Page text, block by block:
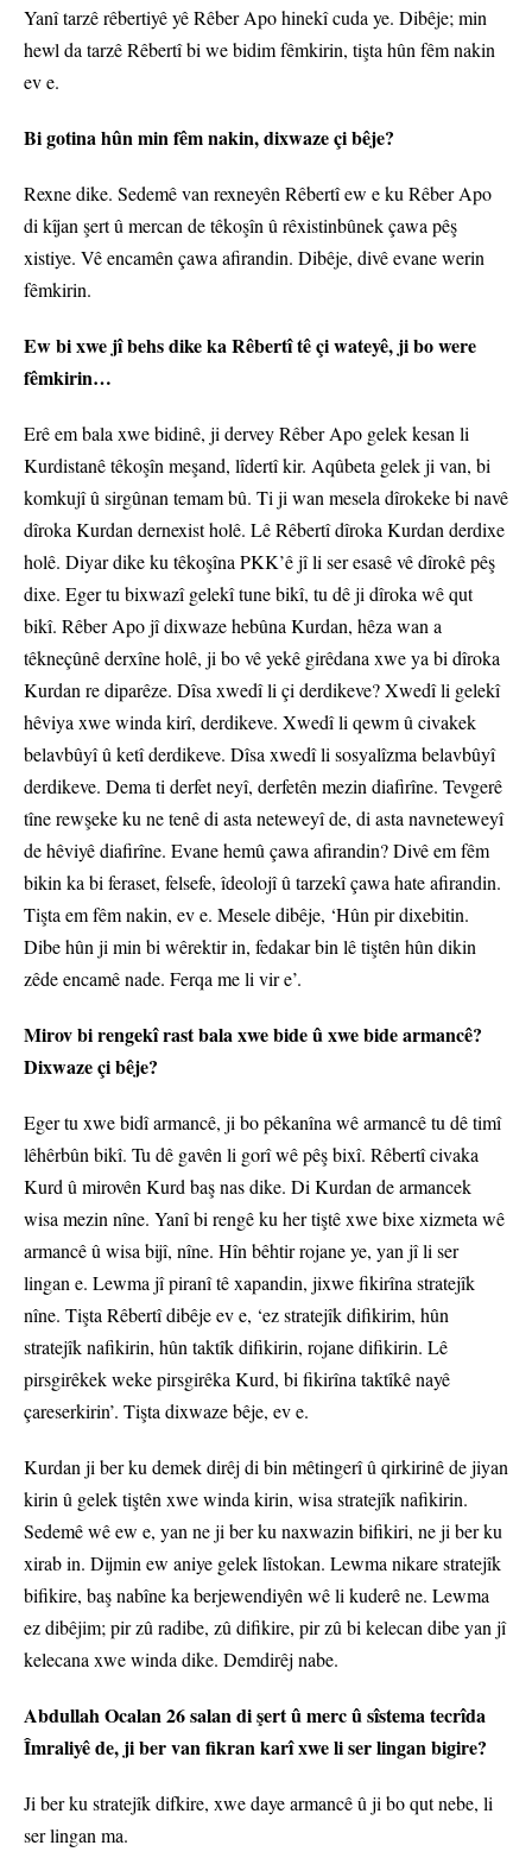
Yanî tarzê rêbertiyê yê Rêber Apo hinekî cuda ye. Dibêje; min
hewl da tarzê Rêbertî bi we bidim fêmkirin, tişta hûn fêm nakin
ev e.
Bi gotina hûn min fêm nakin, dixwaze çi bêje?
Rexne dike. Sedemê van rexneyên Rêbertî ew e ku Rêber Apo
di kîjan şert û mercan de têkoşîn û rêxistinbûnek çawa pêş
xistiye. Vê encamên çawa afirandin. Dibêje, divê evane werin
fêmkirin.
Ew bi xwe jî behs dike ka Rêbertî tê çi wateyê, ji bo were
fêmkirin…
Erê em bala xwe bidinê, ji dervey Rêber Apo gelek kesan li
Kurdistanê têkoşîn meşand, lîdertî kir. Aqûbeta gelek ji van, bi
komkujî û sirgûnan temam bû. Ti ji wan mesela dîrokeke bi navê
dîroka Kurdan dernexist holê. Lê Rêbertî dîroka Kurdan derdixe
holê. Diyar dike ku têkoşîna PKK’ê jî li ser esasê vê dîrokê pêş
dixe. Eger tu bixwazî gelekî tune bikî, tu dê ji dîroka wê qut
bikî. Rêber Apo jî dixwaze hebûna Kurdan, hêza wan a
têkneçûnê derxîne holê, ji bo vê yekê girêdana xwe ya bi dîroka
Kurdan re diparêze. Dîsa xwedî li çi derdikeve? Xwedî li gelekî
hêviya xwe winda kirî, derdikeve. Xwedî li qewm û civakek
belavbûyî û ketî derdikeve. Dîsa xwedî li sosyalîzma belavbûyî
derdikeve. Dema ti derfet neyî, derfetên mezin diafirîne. Tevgerê
tîne rewşeke ku ne tenê di asta neteweyî de, di asta navneteweyî
de hêviyê diafirîne. Evane hemû çawa afirandin? Divê em fêm
bikin ka bi feraset, felsefe, îdeolojî û tarzekî çawa hate afirandin.
Tişta em fêm nakin, ev e. Mesele dibêje, ‘Hûn pir dixebitin.
Dibe hûn ji min bi wêrektir in, fedakar bin lê tiştên hûn dikin
zêde encamê nade. Ferqa me li vir e’.
Mirov bi rengekî rast bala xwe bide û xwe bide armancê?
Dixwaze çi bêje?
Eger tu xwe bidî armancê, ji bo pêkanîna wê armancê tu dê timî
lêhêrbûn bikî. Tu dê gavên li gorî wê pêş bixî. Rêbertî civaka
Kurd û mirovên Kurd baş nas dike. Di Kurdan de armancek
wisa mezin nîne. Yanî bi rengê ku her tiştê xwe bixe xizmeta wê
armancê û wisa bijî, nîne. Hîn bêhtir rojane ye, yan jî li ser
lingan e. Lewma jî piranî tê xapandin, jixwe fikirîna stratejîk
nîne. Tişta Rêbertî dibêje ev e, ‘ez stratejîk difikirim, hûn
stratejîk nafikirin, hûn taktîk difikirin, rojane difikirin. Lê
pirsgirêkek weke pirsgirêka Kurd, bi fikirîna taktîkê nayê
çareserkirin’. Tişta dixwaze bêje, ev e.
Kurdan ji ber ku demek dirêj di bin mêtingerî û qirkirinê de jiyan
kirin û gelek tiştên xwe winda kirin, wisa stratejîk nafikirin.
Sedemê wê ew e, yan ne ji ber ku naxwazin bifikiri, ne ji ber ku
xirab in. Dijmin ew aniye gelek lîstokan. Lewma nikare stratejîk
bifikire, baş nabîne ka berjewendiyên wê li kuderê ne. Lewma
ez dibêjim; pir zû radibe, zû difikire, pir zû bi kelecan dibe yan jî
kelecana xwe winda dike. Demdirêj nabe.
Abdullah Ocalan 26 salan di şert û merc û sîstema tecrîda
Îmraliyê de, ji ber van fikran karî xwe li ser lingan bigire?
Ji ber ku stratejîk difkire, xwe daye armancê û ji bo qut nebe, li
ser lingan ma.